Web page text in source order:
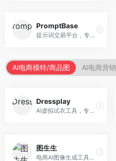
PromptBase
提示词交易平台，专注于高质量提示词买卖。面向AI创作者，提供提示词交易、模板购买、创作者收益等服务，提示词质量高。
AI电商模特/商品图 AI电商营销
Dressplay
AI虚拟试衣工具，专注于服装电商体验。面向服装电商，提供虚拟试穿、尺码推荐、穿搭建议等服务，试衣体验真实。
图生生
电商AI图像生成工具，专注于商品图创作。面向电商卖家，提供商品图生成、背景替换、批量处理等服务，商品图质量高。